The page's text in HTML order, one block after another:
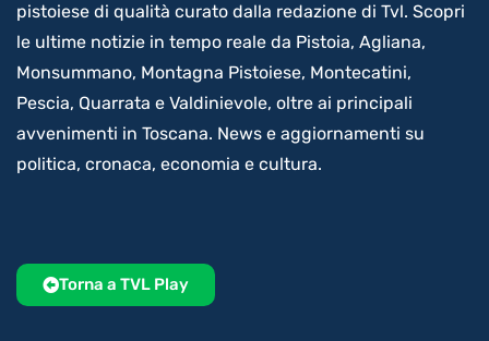
pistoiese di qualità curato dalla redazione di Tvl. Scopri
le ultime notizie in tempo reale da Pistoia, Agliana,
Monsummano, Montagna Pistoiese, Montecatini,
Pescia, Quarrata e Valdinievole, oltre ai principali
avvenimenti in Toscana. News e aggiornamenti su
politica, cronaca, economia e cultura.
Torna a TVL Play